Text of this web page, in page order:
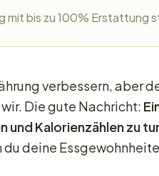
mit bis zu 100% Erstattung
verbessern, aber
Die gute Nachricht:
und Kalorienzählen zu
deine